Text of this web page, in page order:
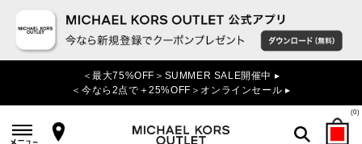
＜最大75%OFF＞SUMMER SALE開催中 ▸
＜今なら2点で＋25%OFF＞オンラインセール ▸
(0)